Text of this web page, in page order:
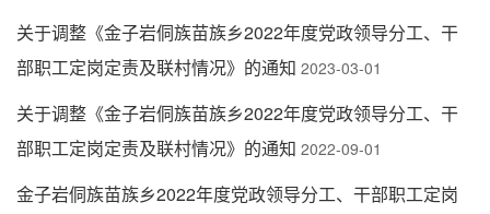
关于调整《金子岩侗族苗族乡2022年度党政领导分工、干
部职工定岗定责及联村情况》的通知 2023-03-01
关于调整《金子岩侗族苗族乡2022年度党政领导分工、干
部职工定岗定责及联村情况》的通知 2022-09-01
金子岩侗族苗族乡2022年度党政领导分工、干部职工定岗